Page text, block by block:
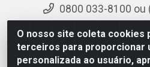
O nosso site coleta cookies
terceiros para proporcionar
personalizada ao usuário,
0800 033-8100 ou
Acompanhe